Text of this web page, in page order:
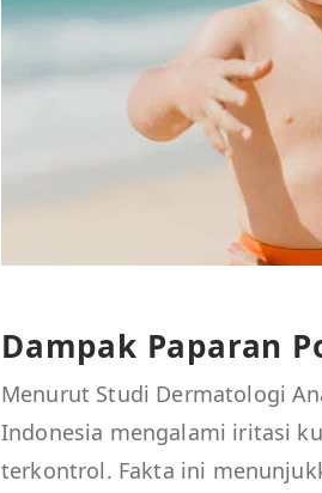
Dampak Paparan
Menurut Studi Dermatologi
Indonesia mengalami iritasi
terkontrol. Fakta ini